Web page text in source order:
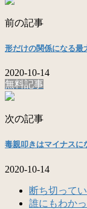
前の記事
形だけの関係になる最
2020-10-14
無料記事
次の記事
毒親叩きはマイナスに
2020-10-14
断ち切って
誰にもわか